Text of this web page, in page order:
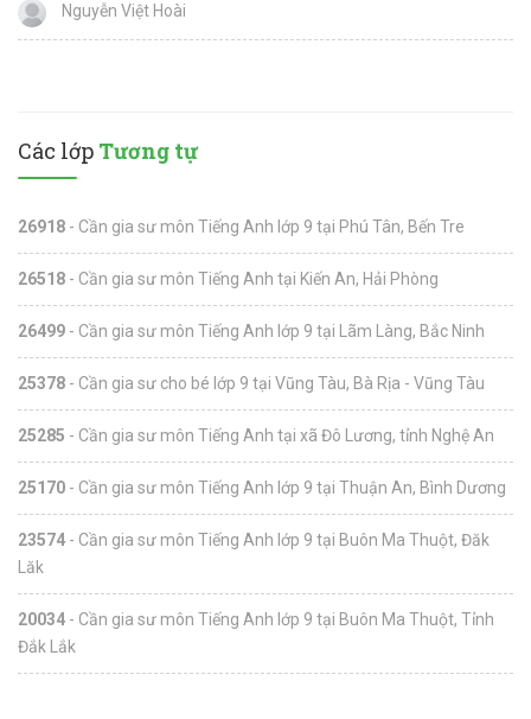
Nguyễn Việt Hoài
Các lớp Tương tự
26918 - Cần gia sư môn Tiếng Anh lớp 9 tại Phú Tân, Bến Tre
26518 - Cần gia sư môn Tiếng Anh tại Kiến An, Hải Phòng
26499 - Cần gia sư môn Tiếng Anh lớp 9 tại Lãm Làng, Bắc Ninh
25378 - Cần gia sư cho bé lớp 9 tại Vũng Tàu, Bà Rịa - Vũng Tàu
25285 - Cần gia sư môn Tiếng Anh tại xã Đô Lương, tỉnh Nghệ An
25170 - Cần gia sư môn Tiếng Anh lớp 9 tại Thuận An, Bình Dương
23574 - Cần gia sư môn Tiếng Anh lớp 9 tại Buôn Ma Thuột, Đăk
Lăk
20034 - Cần gia sư môn Tiếng Anh lớp 9 tại Buôn Ma Thuột, Tỉnh
Đắk Lắk